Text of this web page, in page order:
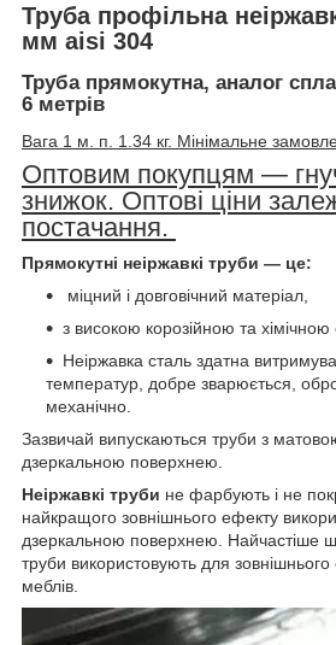
Труба профільна
мм aisi 304
Труба прямокутна, аналог
6 метрів
Вага 1 м. п. 1.34 кг. Мінімальне
Оптовим покупцям —
знижок. Оптові ціни
постачання.
Прямокутні неіржавкі труби — це:
міцний і довговічний матеріал,
з високою корозійною та хімічною
Неіржавка сталь здатна
температур, добре зварюється,
механічно.
Зазвичай випускаються труби з
дзеркальною поверхнею.
Неіржавкі труби не фарбують і не
найкращого зовнішнього ефекту
дзеркальною поверхнею. Найчастіше
труби використовують для
меблів.